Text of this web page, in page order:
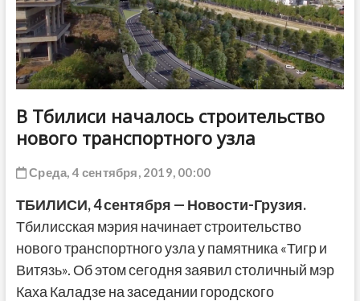
В Тбилиси началось строительство
нового транспортного узла
Среда, 4 сентября, 2019, 00:00
ТБИЛИСИ, 4 сентября — Новости-Грузия.
Тбилисская мэрия начинает строительство
нового транспортного узла у памятника «Тигр и
Витязь». Об этом сегодня заявил столичный мэр
Каха Каладзе на заседании городского